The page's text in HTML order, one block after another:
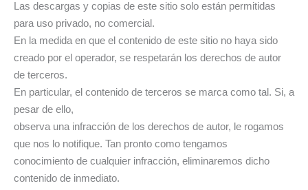
Las descargas y copias de este sitio solo están permitidas
para uso privado, no comercial.
En la medida en que el contenido de este sitio no haya sido
creado por el operador, se respetarán los derechos de autor
de terceros.
En particular, el contenido de terceros se marca como tal. Si, a
pesar de ello,
observa una infracción de los derechos de autor, le rogamos
que nos lo notifique. Tan pronto como tengamos
conocimiento de cualquier infracción, eliminaremos dicho
contenido de inmediato.